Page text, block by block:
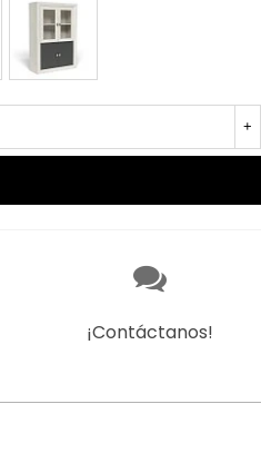
+
¡Contáctanos!